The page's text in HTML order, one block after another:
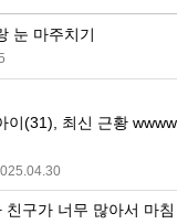
눈 마주치기